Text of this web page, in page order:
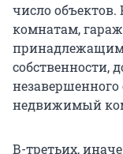
число
комнатам,
принадлежащим
собственности,
недвижимый
В-третьих,